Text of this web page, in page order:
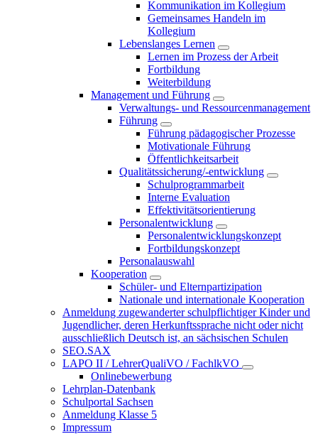
Kommunikation im Kollegium
Gemeinsames Handeln im
Kollegium
Lebenslanges Lernen
Lernen im Prozess der Arbeit
Fortbildung
Weiterbildung
Management und Führung
Verwaltungs- und Ressourcenmanagement
Führung
Führung pädagogischer Prozesse
Motivationale Führung
Öffentlichkeitsarbeit
Qualitätssicherung/-entwicklung
Schulprogrammarbeit
Interne Evaluation
Effektivitätsorientierung
Personalentwicklung
Personalentwicklungskonzept
Fortbildungskonzept
Personalauswahl
Kooperation
Schüler- und Elternpartizipation
Nationale und internationale Kooperation
Anmeldung zugewanderter schulpflichtiger Kinder und
Jugendlicher, deren Herkunftssprache nicht oder nicht
ausschließlich Deutsch ist, an sächsischen Schulen
SEO.SAX
LAPO II / LehrerQualiVO / FachlkVO
Onlinebewerbung
Lehrplan-Datenbank
Schulportal Sachsen
Anmeldung Klasse 5
Impressum